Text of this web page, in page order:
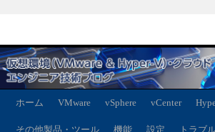
ホーム VMware vSphere vCenter
その他製品・ツール 機能 設定 トラブ